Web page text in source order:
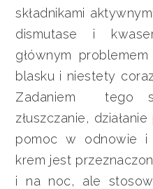
składnikami
dismutase i
głównym
blasku i niestety
Zadaniem tego
złuszczanie,
pomoc w odnowie i
krem jest
i na noc, ale